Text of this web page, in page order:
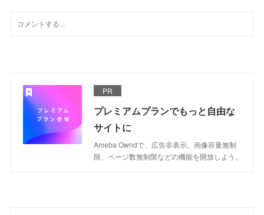
PR
プレミアムプランでもっと自由な
サイトに
Ameba Owndで、広告非表示、画像容量無制
限、ページ数無制限などの機能を開放しよう。